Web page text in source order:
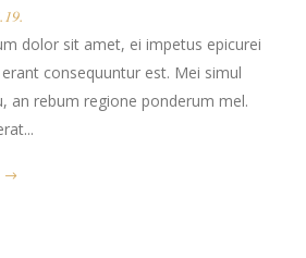
dolor sit amet, ei impetus epicurei
consequuntur est. Mei simul
an rebum regione ponderum mel.